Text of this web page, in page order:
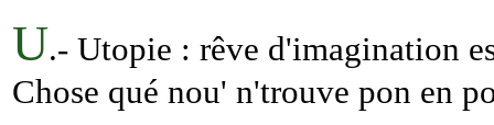
U.- Utopie : rêve d'imagination
Chose qué nou' n'trouve pon en